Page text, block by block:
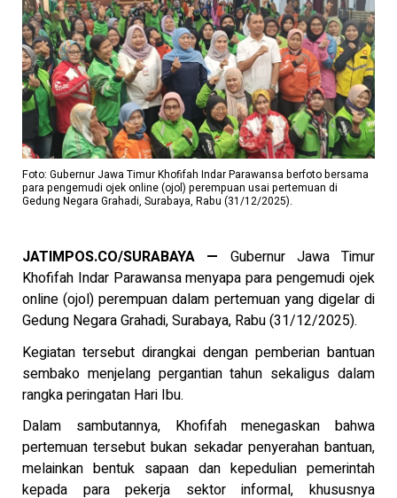
Foto: Gubernur Jawa Timur Khofifah Indar Parawansa berfoto bersama
para pengemudi ojek online (ojol) perempuan usai pertemuan di
Gedung Negara Grahadi, Surabaya, Rabu (31/12/2025).
JATIMPOS.CO/SURABAYA — Gubernur Jawa Timur
Khofifah Indar Parawansa menyapa para pengemudi ojek
online (ojol) perempuan dalam pertemuan yang digelar di
Gedung Negara Grahadi, Surabaya, Rabu (31/12/2025).
Kegiatan tersebut dirangkai dengan pemberian bantuan
sembako menjelang pergantian tahun sekaligus dalam
rangka peringatan Hari Ibu.
Dalam sambutannya, Khofifah menegaskan bahwa
pertemuan tersebut bukan sekadar penyerahan bantuan,
melainkan bentuk sapaan dan kepedulian pemerintah
kepada para pekerja sektor informal, khususnya